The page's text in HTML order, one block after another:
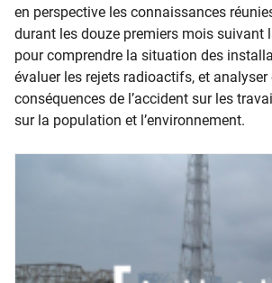
en perspective les connaissances
durant les douze premiers mois suivant
pour comprendre la situation des
évaluer les rejets radioactifs, et analyser
conséquences de l’accident sur les
sur la population et l’environnement.